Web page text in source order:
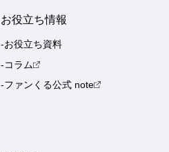
お役立ち情報
-お役立ち資料
-コラム
-ファンくる公式 note